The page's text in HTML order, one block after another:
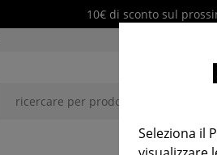
10€ di sconto sul
Seleziona il